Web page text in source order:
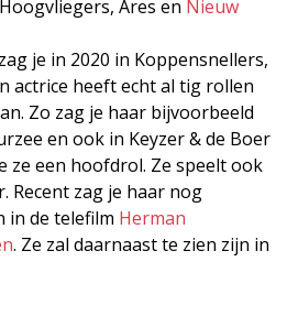
Ares en Nieuw
je in 2020 in Koppensnellers,
actrice heeft echt al tig rollen
Zo zag je haar bijvoorbeeld
en ook in Keyzer & de Boer
ze een hoofdrol. Ze speelt ook
Recent zag je haar nog
in de telefilm Herman
. Ze zal daarnaast te zien zijn in